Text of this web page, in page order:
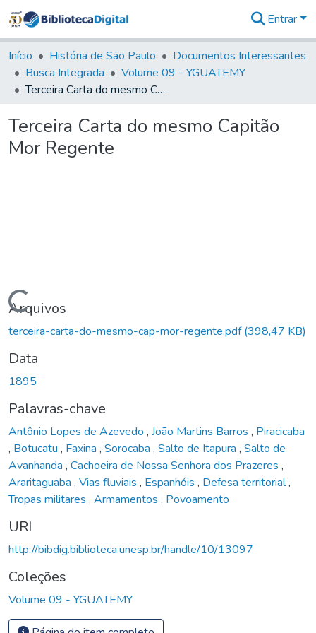
&
Coleções
Tudo na
Biblioteca
Estatísticas
Entrar
Início História de São Paulo
Documentos Interessantes
Busca Integrada
Volume 09 - YGUATEMY
Terceira Carta do mesmo Capitão Mor Regente
Terceira Carta do mesmo Capitão
Mor Regente
Carregando...
Arquivos
terceira-carta-do-mesmo-cap-mor-regente.pdf(398,47 KB)
Data
1895
Palavras-chave
Antônio Lopes de Azevedo , João Martins Barros , Piracicaba
, Botucatu , Faxina , Sorocaba , Salto de Itapura , Salto de
Avanhanda , Cachoeira de Nossa Senhora dos Prazeres ,
Araritaguaba , Vias fluviais , Espanhóis , Defesa territorial,
Tropas militares , Armamentos , Povoamento
URI
http://bibdig.biblioteca.unesp.br/handle/10/13097
Coleções
Volume 09 - YGUATEMY